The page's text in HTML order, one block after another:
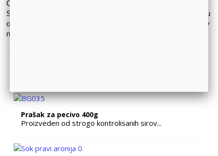
Ovako pripremljen sok prepun je hranjivih materija i vitamina.
Smatra se odličnim detoksom organizma, kao pomoć pri lečenju
određenih bolesti i kao odlična preventiva za one koji vode zdrav
način života.
Prašak za pecivo 400g
Proizveden od strogo kontrolisanih sirov...